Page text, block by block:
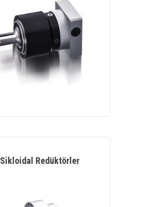
Sikloidal Redüktörler